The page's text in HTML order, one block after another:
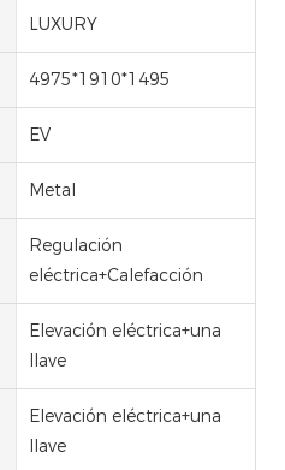
LUXURY
4975*1910*1495
EV
Metal
Regulación
eléctrica+Calefacción
Elevación eléctrica+una
llave
Elevación eléctrica+una
llave